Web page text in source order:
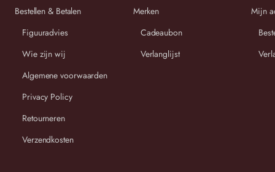
Bestellen & Betalen
Figuuradvies
Wie zijn wij
Algemene voorwaarden
Privacy Policy
Retourneren
Verzendkosten
Merken
Cadeaubon
Verlanglijst
Mijn